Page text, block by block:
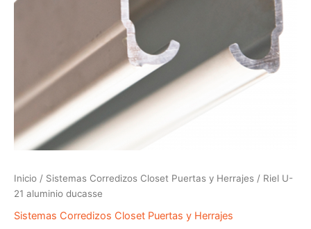
Inicio / Sistemas Corredizos Closet Puertas y Herrajes / Riel U-
21 aluminio ducasse
Sistemas Corredizos Closet Puertas y Herrajes